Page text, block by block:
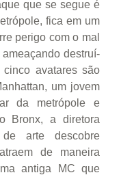
que se segue é
fica em um
perigo com o mal
destruí-
avatares são
um jovem
da metrópole e
Bronx, a diretora
arte descobre
de maneira
antiga MC que